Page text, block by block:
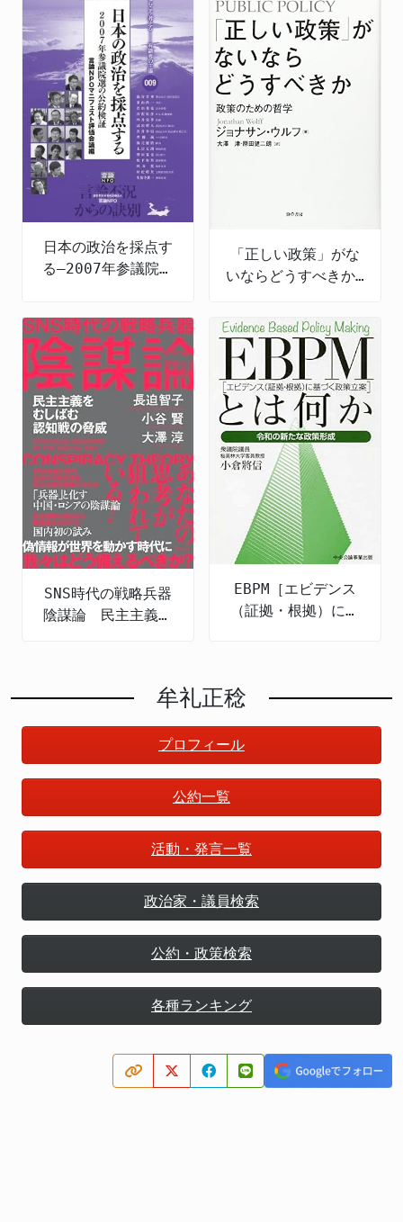
日本の政治を採点す
る―2007年参議院選
「正しい政策」がな
いならどうすべきか:
SNS時代の戦略兵器
陰謀論 民主主義を
EBPM［エビデンス
（証拠・根拠）に基
牟礼正稔
プロフィール
公約一覧
活動・発言一覧
政治家・議員検索
公約・政策検索
各種ランキング